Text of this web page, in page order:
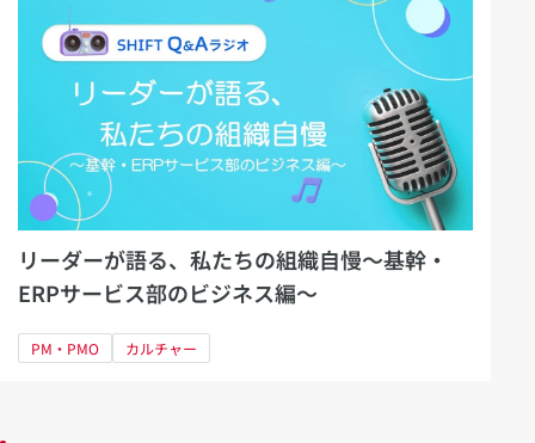
リーダーが語る、私たちの組織自慢～基幹・
ERPサービス部のビジネス編～
PM・PMO カルチャー